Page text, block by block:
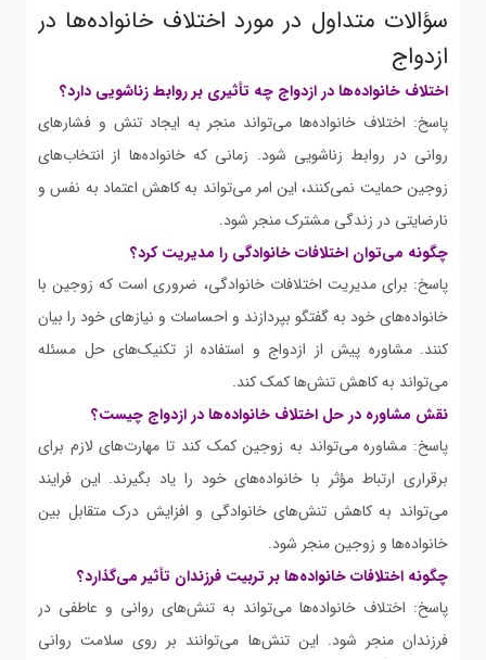
سؤالات متداول در مورد اختلاف خانواده‌ها در
ازدواج
اختلاف خانواده‌ها در ازدواج چه تأثیری بر روابط زناشویی دارد؟
پاسخ: اختلاف خانواده‌ها می‌تواند منجر به ایجاد تنش و فشارهای
روانی در روابط زناشویی شود. زمانی که خانواده‌ها از انتخاب‌های
زوجین حمایت نمی‌کنند، این امر می‌تواند به کاهش اعتماد به نفس و
نارضایتی در زندگی مشترک منجر شود.
چگونه می‌توان اختلافات خانوادگی را مدیریت کرد؟
پاسخ: برای مدیریت اختلافات خانوادگی، ضروری است که زوجین با
خانواده‌های خود به گفتگو بپردازند و احساسات و نیازهای خود را بیان
کنند. مشاوره پیش از ازدواج و استفاده از تکنیک‌های حل مسئله
می‌تواند به کاهش تنش‌ها کمک کند.
نقش مشاوره در حل اختلاف خانواده‌ها در ازدواج چیست؟
پاسخ: مشاوره می‌تواند به زوجین کمک کند تا مهارت‌های لازم برای
برقراری ارتباط مؤثر با خانواده‌های خود را یاد بگیرند. این فرایند
می‌تواند به کاهش تنش‌های خانوادگی و افزایش درک متقابل بین
خانواده‌ها و زوجین منجر شود.
چگونه اختلافات خانواده‌ها بر تربیت فرزندان تأثیر می‌گذارد؟
پاسخ: اختلاف خانواده‌ها می‌تواند به تنش‌های روانی و عاطفی در
فرزندان منجر شود. این تنش‌ها می‌توانند بر روی سلامت روانی